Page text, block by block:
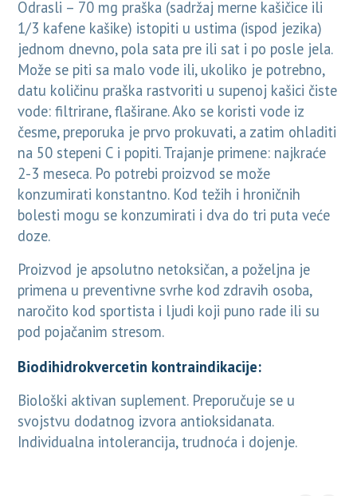
Odrasli – 70 mg praška (sadržaj merne kašičice ili
1/3 kafene kašike) istopiti u ustima (ispod jezika)
jednom dnevno, pola sata pre ili sat i po posle jela.
Može se piti sa malo vode ili, ukoliko je potrebno,
datu količinu praška rastvoriti u supenoj kašici čiste
vode: filtrirane, flaširane. Ako se koristi vode iz
česme, preporuka je prvo prokuvati, a zatim ohladiti
na 50 stepeni C i popiti. Trajanje primene: najkraće
2-3 meseca. Po potrebi proizvod se može
konzumirati konstantno. Kod težih i hroničnih
bolesti mogu se konzumirati i dva do tri puta veće
doze.
Proizvod je apsolutno netoksičan, a poželjna je
primena u preventivne svrhe kod zdravih osoba,
naročito kod sportista i ljudi koji puno rade ili su
pod pojačanim stresom.
Biodihidrokvercetin kontraindikacije:
Biološki aktivan suplement. Preporučuje se u
svojstvu dodatnog izvora antioksidanata.
Individualna intolerancija, trudnoća i dojenje.